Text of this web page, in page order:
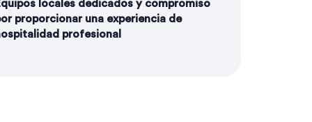
locales dedicados y compromiso
proporcionar una experiencia de
profesional